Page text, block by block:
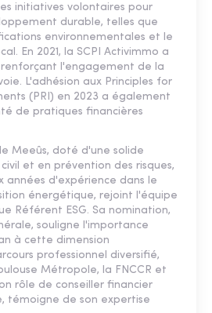
initiatives volontaires pour
durable, telles que
environnementales et le
En 2021, la SCPI Activimmo a
renforçant l'engagement de la
L'adhésion aux Principles for
(PRI) en 2023 a également
de pratiques financières
Meeûs, doté d'une solide
et en prévention des risques,
années d'expérience dans le
énergétique, rejoint l'équipe
Référent ESG. Sa nomination,
souligne l'importance
à cette dimension
professionnel diversifié,
Métropole, la FNCCR et
rôle de conseiller financier
témoigne de son expertise